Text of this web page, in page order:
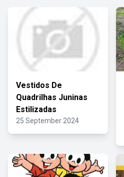
Vestidos De
Quadrilhas Juninas
Estilizadas
25 September 2024